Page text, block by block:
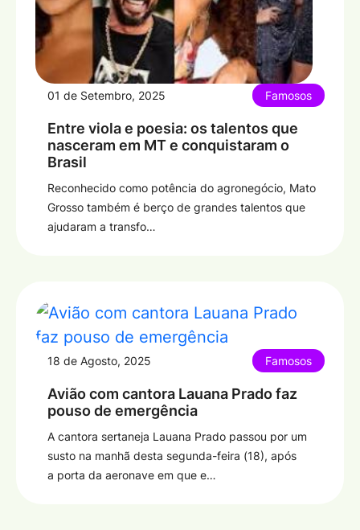
01 de Setembro, 2025 Famosos
Entre viola e poesia: os talentos que
nasceram em MT e conquistaram o
Brasil
Reconhecido como potência do agronegócio, Mato
Grosso também é berço de grandes talentos que
ajudaram a transfo…
18 de Agosto, 2025 Famosos
Avião com cantora Lauana Prado faz
pouso de emergência
A cantora sertaneja Lauana Prado passou por um
susto na manhã desta segunda-feira (18), após
a porta da aeronave em que e…